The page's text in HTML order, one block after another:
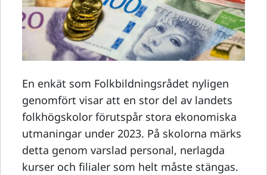
En enkät som Folkbildningsrådet nyligen
genomfört visar att en stor del av landets
folkhögskolor förutspår stora ekonomiska
utmaningar under 2023. På skolorna märks
detta genom varslad personal, nerlagda
kurser och filialer som helt måste stängas.